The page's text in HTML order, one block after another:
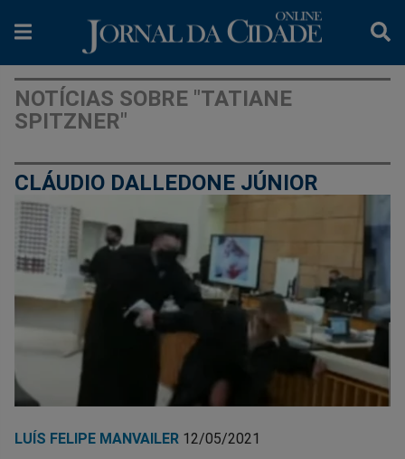
NOTÍCIAS SOBRE "TATIANE
SPITZNER"
CLÁUDIO DALLEDONE JÚNIOR
LUÍS FELIPE MANVAILER 12/05/2021